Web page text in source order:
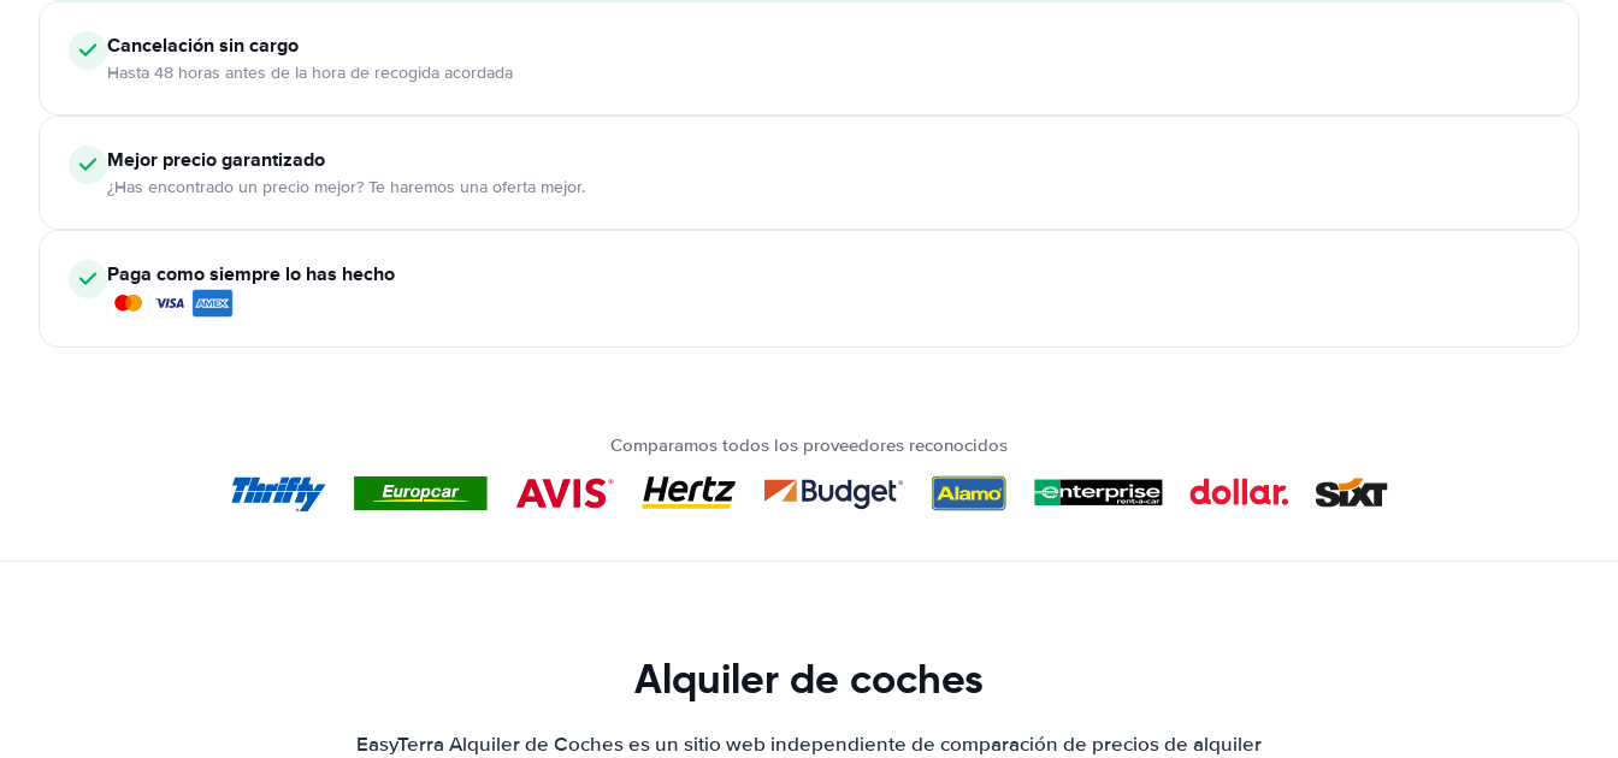
Cancelaciónsin cargo
Hasta 48 horas antes de la hora de recogida acordada
Mejor precio garantizado
¿Has encontrado un precio mejor? Te haremos una oferta mejor.
Paga como siempre lo has hecho
Comparamos todos los proveedores reconocidos
Alquiler de coches
EasyTerra Alquiler de Coches es un sitio web independiente de comparación de precios de alquiler